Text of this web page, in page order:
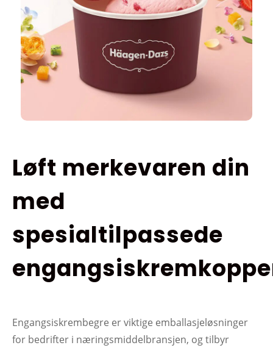
Løft merkevaren din
med
spesialtilpassede
Engangsiskrembegre er viktige emballasjeløsninger
for bedrifter i næringsmiddelbransjen, og tilbyr